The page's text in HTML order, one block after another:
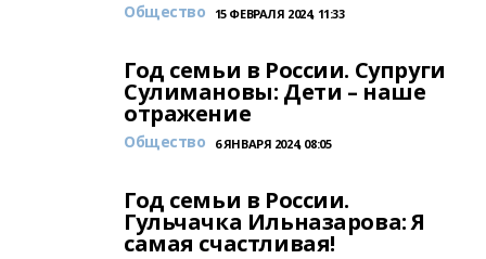
Общество 15 ФЕВРАЛЯ 2024, 11:33
Год семьи в России. Супруги
Сулимановы: Дети – наше
отражение
Общество 6 ЯНВАРЯ 2024, 08:05
Год семьи в России.
Гульчачка Ильназарова: Я
самая счастливая!